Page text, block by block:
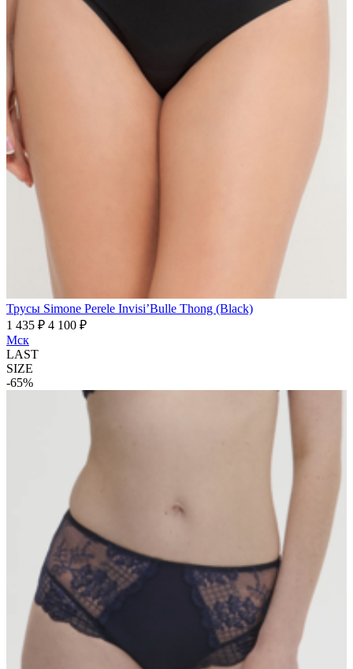
Трусы Simone Perele Invisi’Bulle Thong (Black)
1 435 ₽ 4 100 ₽
Мск
LAST
SIZE
-65%